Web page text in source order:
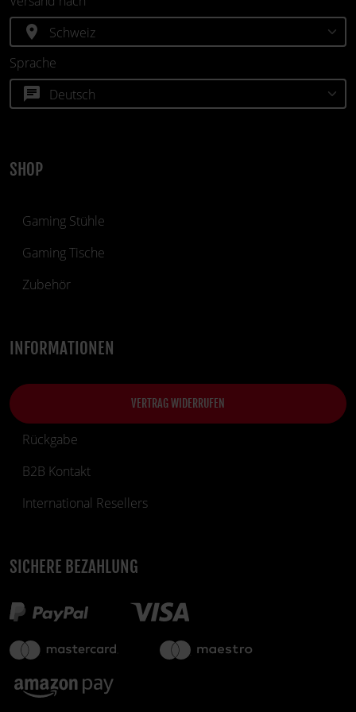
SHOP
Gaming Stühle
Gaming Tische
Zubehör
INFORMATIONEN
VERTRAG WIDERRUFEN
Rückgabe
B2B Kontakt
International Resellers
SICHERE BEZAHLUNG
location_on
Sprache
chat